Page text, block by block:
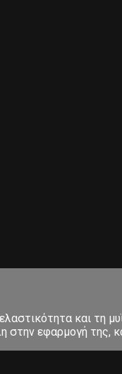
και τη
εφαρμογή της,